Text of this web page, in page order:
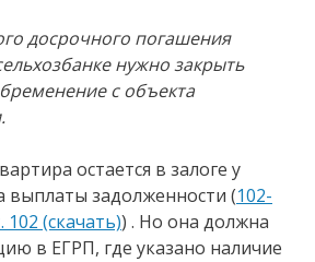
досрочного погашения
нужно закрыть
с объекта
остается в залоге у
выплаты задолженности (102-
(скачать)) . Но она должна
в ЕГРП, где указано наличие